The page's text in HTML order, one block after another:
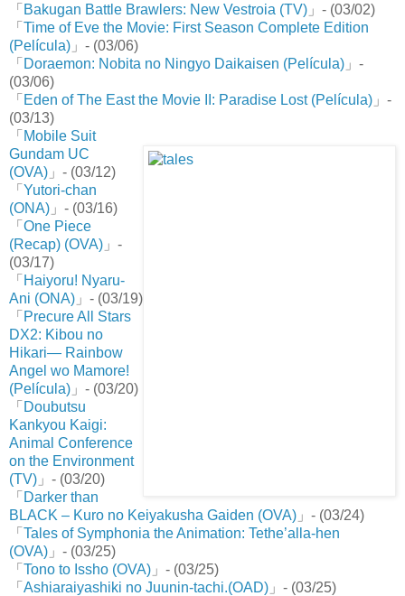
「 Bakugan Battle Brawlers: New Vestroia (TV) 」- (03/02)
「 Time of Eve the Movie: First Season Complete Edition
(Película) 」- (03/06)
「 Doraemon: Nobita no Ningyo Daikaisen (Película) 」-
(03/06)
「 Eden of The East the Movie II: Paradise Lost (Película) 」-
(03/13)
「 Mobile Suit
Gundam UC
(OVA) 」- (03/12)
「 Yutori-chan
(ONA) 」- (03/16)
「 One Piece
(Recap) (OVA) 」-
(03/17)
「 Haiyoru! Nyaru-
Ani (ONA) 」- (03/19)
「 Precure All Stars
DX2: Kibou no
Hikari— Rainbow
Angel wo Mamore!
(Película) 」- (03/20)
「 Doubutsu
Kankyou Kaigi:
Animal Conference
on the Environment
(TV) 」- (03/20)
「 Darker than
BLACK – Kuro no Keiyakusha Gaiden (OVA) 」- (03/24)
「 Tales of Symphonia the Animation: Tethe’alla-hen
(OVA) 」- (03/25)
「 Tono to Issho (OVA) 」- (03/25)
「 Ashiaraiyashiki no Juunin-tachi.(OAD) 」- (03/25)